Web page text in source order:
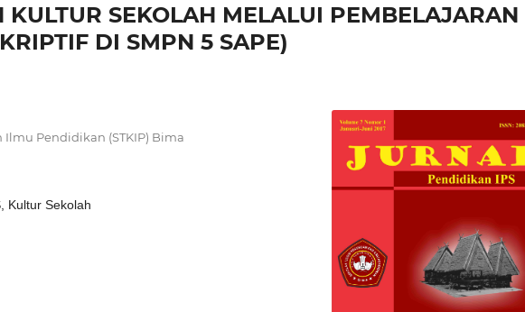
KULTUR SEKOLAH MELALUI PEMBELAJARAN
DI SMPN 5 SAPE)
Pendidikan (STKIP) Bima
Kultur Sekolah